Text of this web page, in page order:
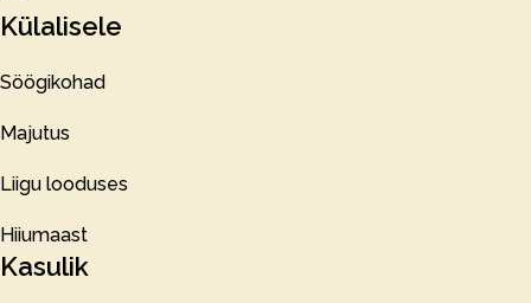
Külalisele
Söögikohad
Majutus
Liigu looduses
Hiiumaast
Kasulik